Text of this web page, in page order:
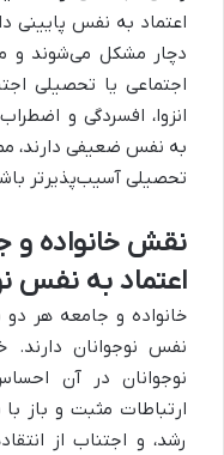
اعتماد به نفس پایینی
دچار مشکل می‌شوند و
اجتماعی یا تحصیلی
انزوا، افسردگی و
به نفس ضعیفی دارند،
تحصیلی آسیب‌پذیرتر
نقش خانواده و
اعتماد به نفس
خانواده و جامعه هر
نفس نوجوانان دارند.
نوجوانان در آن
ارتباطات مثبت و باز
رشد، و اجتناب از